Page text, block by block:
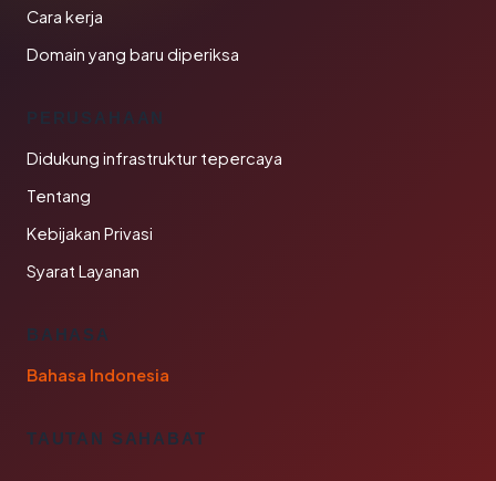
Cara kerja
Domain yang baru diperiksa
PERUSAHAAN
Didukung infrastruktur tepercaya
Tentang
Kebijakan Privasi
Syarat Layanan
BAHASA
Bahasa Indonesia
TAUTAN SAHABAT